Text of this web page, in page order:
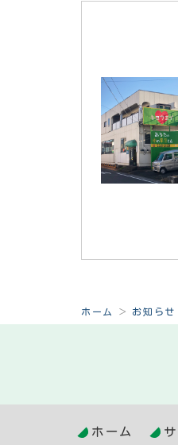
ホーム お知らせ
ホーム